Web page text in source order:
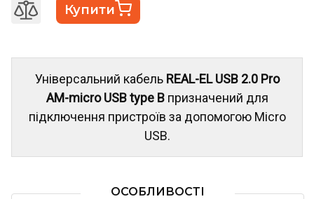
Купити
Універсальний кабель REAL-EL USB 2.0 Pro
AM-micro USB type Bпризначений для
підключення пристроїв за допомогою Micro
USB.
ОСОБЛИВОСТІ